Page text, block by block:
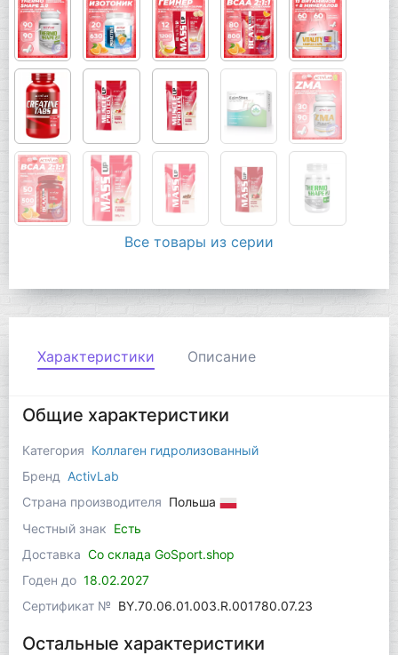
Все товары из серии
Характеристики Описание
Общие характеристики
Категория Коллаген гидролизованный
Бренд
ActivLab
Страна производителя Польша
Честный знак Есть
Доставка Со склада GoSport.shop
Годен до 18.02.2027
Сертификат № BY.70.06.01.003.R.001780.07.23
Остальные характеристики